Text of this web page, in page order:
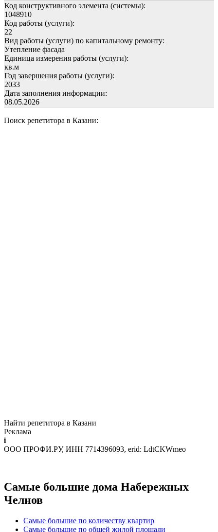
Код конструктивного элемента (системы):
1048910
Код работы (услуги):
22
Вид работы (услуги) по капитальному ремонту:
Утепление фасада
Единица измерения работы (услуги):
кв.м
Год завершения работы (услуги):
2033
Дата заполнения информации:
08.05.2026
Поиск репетитора в Казани:
Найти репетитора в Казани
Реклама
i
ООО ПРОФИ.РУ, ИНН 7714396093, erid: LdtCKWmeo
Самые большие дома Набережных
Челнов
Самые большие по количеству квартир
Самые большие по общей жилой площади